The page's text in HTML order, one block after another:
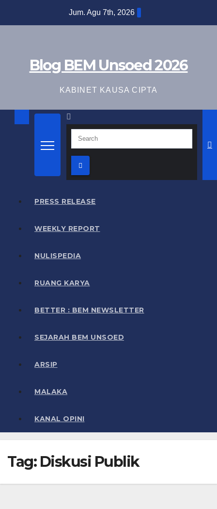
Jum. Agu 7th, 2026
Blog BEM Unsoed 2026
KABINET KAUSA CIPTA
PRESS RELEASE
WEEKLY REPORT
NULISPEDIA
RUANG KARYA
BETTER : BEM NEWSLETTER
SEJARAH BEM UNSOED
ARSIP
MALAKA
KANAL OPINI
Tag: Diskusi Publik